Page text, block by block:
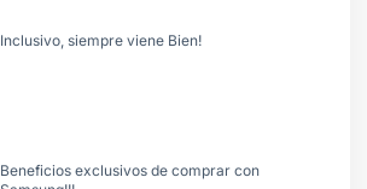
Inclusivo, siempre viene Bien!
Beneficios exclusivos de comprar con